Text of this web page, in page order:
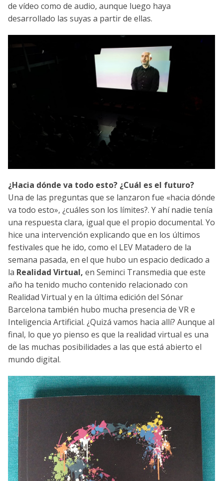
de vídeo como de audio, aunque luego haya
desarrollado las suyas a partir de ellas.
¿Hacia dónde va todo esto? ¿Cuál es el futuro?
Una de las preguntas que se lanzaron fue «hacia dónde
va todo esto», ¿cuáles son los límites?. Y ahí nadie tenía
una respuesta clara, igual que el propio documental. Yo
hice una intervención explicando que en los últimos
festivales que he ido, como el LEV Matadero de la
semana pasada, en el que hubo un espacio dedicado a
la Realidad Virtual, en Seminci Transmedia que este
año ha tenido mucho contenido relacionado con
Realidad Virtual y en la última edición del Sónar
Barcelona también hubo mucha presencia de VR e
Inteligencia Artificial. ¿Quizá vamos hacia allí? Aunque al
final, lo que yo pienso es que la realidad virtual es una
de las muchas posibilidades a las que está abierto el
mundo digital.